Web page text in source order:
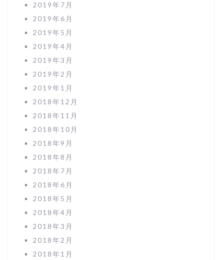
2019年7月
2019年6月
2019年5月
2019年4月
2019年3月
2019年2月
2019年1月
2018年12月
2018年11月
2018年10月
2018年9月
2018年8月
2018年7月
2018年6月
2018年5月
2018年4月
2018年3月
2018年2月
2018年1月